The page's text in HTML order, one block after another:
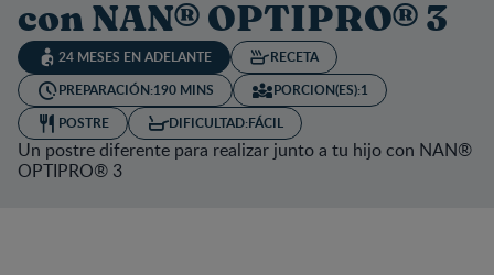
con NAN® OPTIPRO® 3
24 MESES EN ADELANTE
RECETA
PREPARACIÓN:190 MINS PORCION(ES):1
POSTRE
DIFICULTAD:FÁCIL
Un postre diferente para realizar junto a tu hijo con NAN®
OPTIPRO® 3